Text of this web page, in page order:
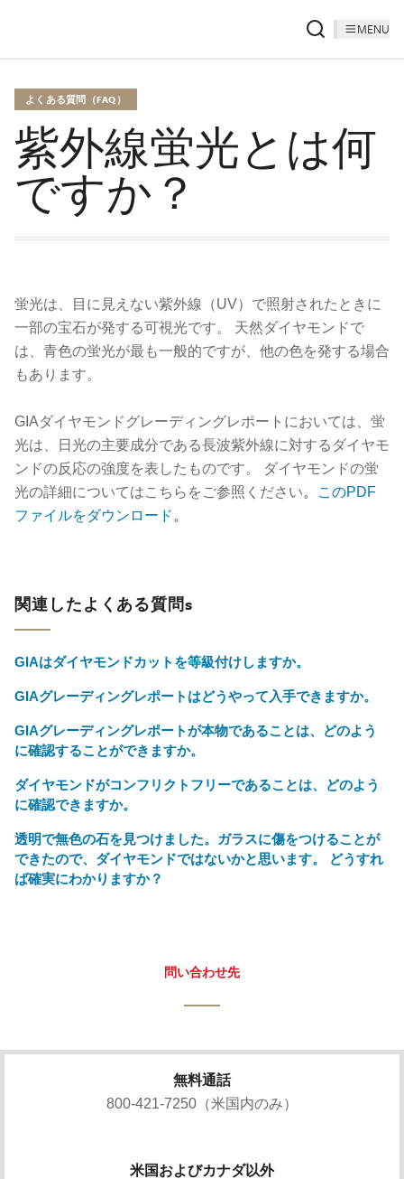
MENU
よくある質問（FAQ）
紫外線蛍光とは何
ですか？
蛍光は、目に見えない紫外線（UV）で照射されたときに
一部の宝石が発する可視光です。 天然ダイヤモンドで
は、青色の蛍光が最も一般的ですが、他の色を発する場合
もあります。
GIAダイヤモンドグレーディングレポートにおいては、蛍
光は、日光の主要成分である長波紫外線に対するダイヤモ
ンドの反応の強度を表したものです。 ダイヤモンドの蛍
光の詳細についてはこちらをご参照ください。
このPDF
ファイルをダウンロード 。
関連したよくある質問s
GIAはダイヤモンドカットを等級付けしますか。
GIAグレーディングレポートはどうやって入手できますか。
GIAグレーディングレポートが本物であることは、どのよう
に確認することができますか。
ダイヤモンドがコンフリクトフリーであることは、どのよう
に確認できますか。
透明で無色の石を見つけました。ガラスに傷をつけることが
できたので、ダイヤモンドではないかと思います。 どうすれ
ば確実にわかりますか？
問い合わせ先
無料通話
800-421-7250（米国内のみ）
米国およびカナダ以外